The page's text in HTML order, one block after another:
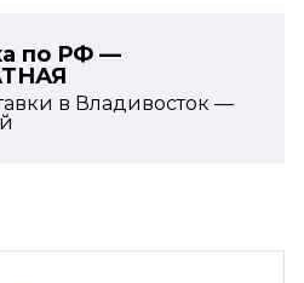
по РФ —
в Владивосток —